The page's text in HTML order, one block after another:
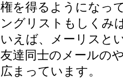
権を得るようになっ
ングリストもしくみ
いえば、メーリスと
友達同士のメールの
広まっています。